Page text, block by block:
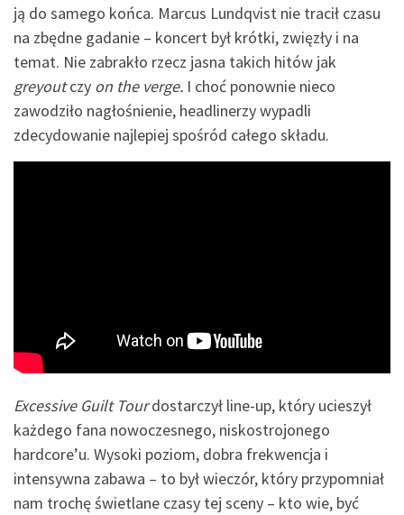
ją do samego końca. Marcus Lundqvist nie tracił czasu
na zbędne gadanie – koncert był krótki, zwięzły i na
temat. Nie zabrakło rzecz jasna takich hitów jak
greyoutczy on the verge. I choć ponownie nieco
zawodziło nagłośnienie, headlinerzy wypadli
zdecydowanie najlepiej spośród całego składu.
Excessive Guilt Tourdostarczył line-up, który ucieszył
każdego fana nowoczesnego, niskostrojonego
hardcore’u. Wysoki poziom, dobra frekwencja i
intensywna zabawa – to był wieczór, który przypomniał
nam trochę świetlane czasy tej sceny – kto wie, być